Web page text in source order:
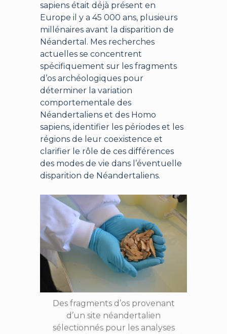
sapiens était déjà présent en
Europe il y a 45 000 ans, plusieurs
millénaires avant la disparition de
Néandertal. Mes recherches
actuelles se concentrent
spécifiquement sur les fragments
d’os archéologiques pour
déterminer la variation
comportementale des
Néandertaliens et des Homo
sapiens, identifier les périodes et les
régions de leur coexistence et
clarifier le rôle de ces différences
des modes de vie dans l’éventuelle
disparition de Néandertaliens.
Des fragments d’os provenant
d’un site néandertalien
sélectionnés pour les analyses